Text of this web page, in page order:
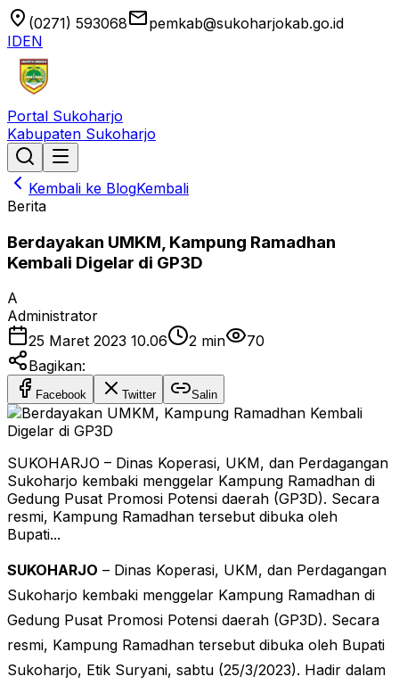
location_on (0271) 593068emailpemkab@sukoharjokab.go.id
IDEN
Portal Sukoharjo
Kabupaten Sukoharjo
Kembali ke BlogKembali
Berita
Berdayakan UMKM, Kampung Ramadhan
Kembali Digelar di GP3D
A
Administrator
25 Maret 2023 10.06
2 min
70
Bagikan:
Facebook Twitter Salin
SUKOHARJO – Dinas Koperasi, UKM, dan Perdagangan
Sukoharjo kembaki menggelar Kampung Ramadhan di
Gedung Pusat Promosi Potensi daerah (GP3D). Secara
resmi, Kampung Ramadhan tersebut dibuka oleh
Bupati...
SUKOHARJO – Dinas Koperasi, UKM, dan Perdagangan
Sukoharjo kembaki menggelar Kampung Ramadhan di
Gedung Pusat Promosi Potensi daerah (GP3D). Secara
resmi, Kampung Ramadhan tersebut dibuka oleh Bupati
Sukoharjo, Etik Suryani, sabtu (25/3/2023). Hadir dalam